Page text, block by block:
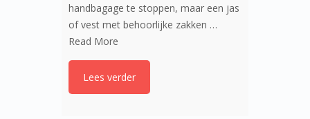
handbagage te stoppen, maar een jas
of vest met behoorlijke zakken …
Read More